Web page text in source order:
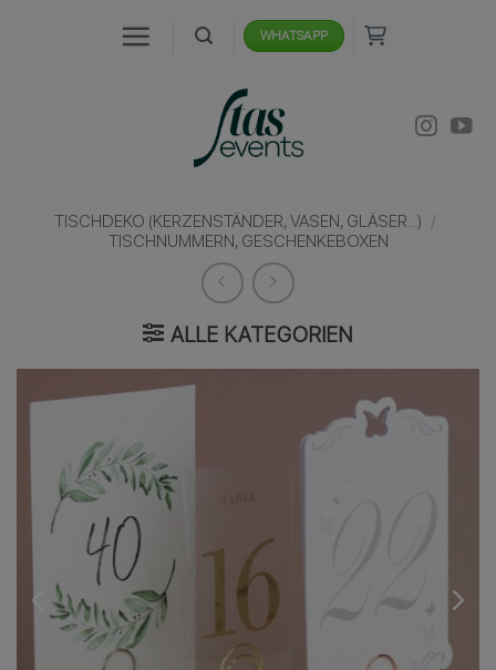
WHATSAPP
TISCHDEKO (KERZENSTÄNDER, VASEN, GLÄSER...) /
TISCHNUMMERN, GESCHENKEBOXEN
ALLE KATEGORIEN